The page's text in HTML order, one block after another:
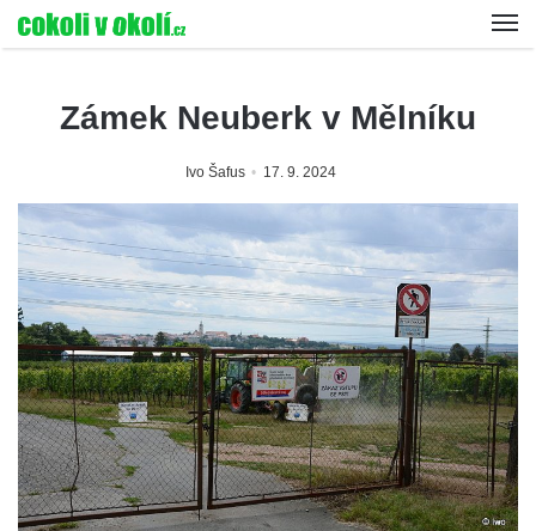
Zámek Neuberk v Mělníku
Ivo Šafus 17. 9. 2024